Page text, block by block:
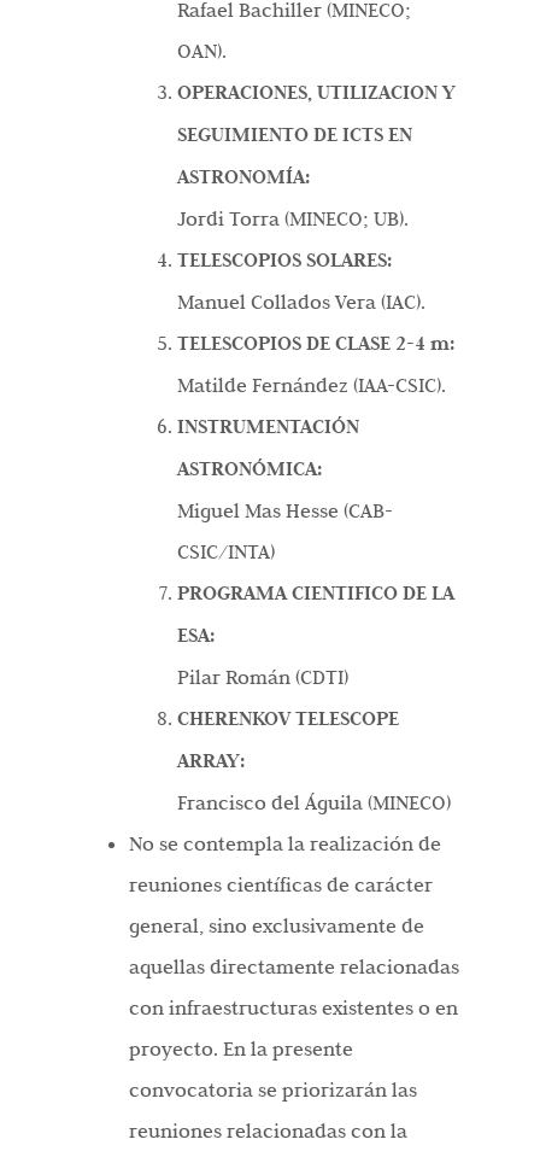
Rafael Bachiller (MINECO;
OAN).
OPERACIONES, UTILIZACION Y
SEGUIMIENTO DE ICTS EN
ASTRONOMÍA:
Jordi Torra (MINECO; UB).
TELESCOPIOS SOLARES:
Manuel Collados Vera (IAC).
TELESCOPIOS DE CLASE 2-4 m:
Matilde Fernández (IAA-CSIC).
INSTRUMENTACIÓN
ASTRONÓMICA:
Miguel Mas Hesse (CAB-
CSIC/INTA)
PROGRAMA CIENTIFICO DE LA
ESA:
Pilar Román (CDTI)
CHERENKOV TELESCOPE
ARRAY:
Francisco del Águila (MINECO)
No se contempla la realización de
reuniones científicas de carácter
general, sino exclusivamente de
aquellas directamente relacionadas
con infraestructuras existentes o en
proyecto. En la presente
convocatoria se priorizarán las
reuniones relacionadas con la